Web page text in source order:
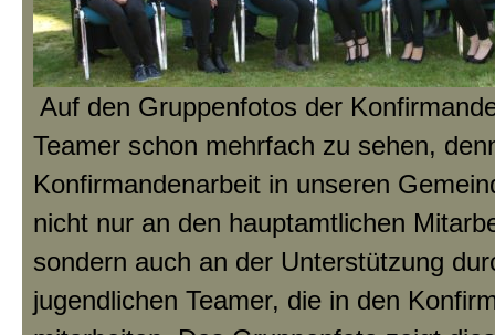
Auf den Gruppenfotos der
Teamer schon mehrfach zu sehen,
Konfirmandenarbeit in unseren
nicht nur an den hauptamtlichen
sondern auch an der Unterstützung
jugendlichen Teamer, die in den